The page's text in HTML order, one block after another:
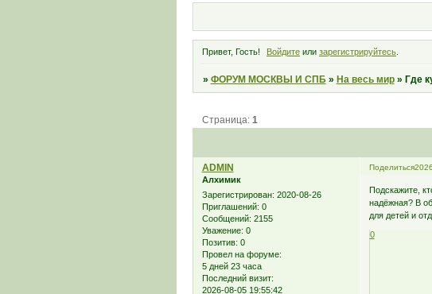
Привет, Гость! Войдите или зарегистрируйтесь.
» ФОРУМ МОСКВЫ И СПБ » На весь мир » Где
Страница: 1
Поделиться
ADMIN
Алхимик
Зарегистрирован: 2020-08-26
Приглашений: 0
Сообщений: 2155
Уважение: 0
Позитив: 0
Провел на форуме:
5 дней 23 часа
Последний визит:
2026-08-05 19:55:42
Подскажите,
надёжная? В
для детей и
0